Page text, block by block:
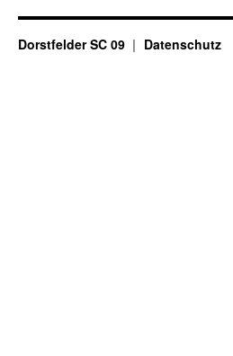
Dorstfelder SC 09 Datenschutz